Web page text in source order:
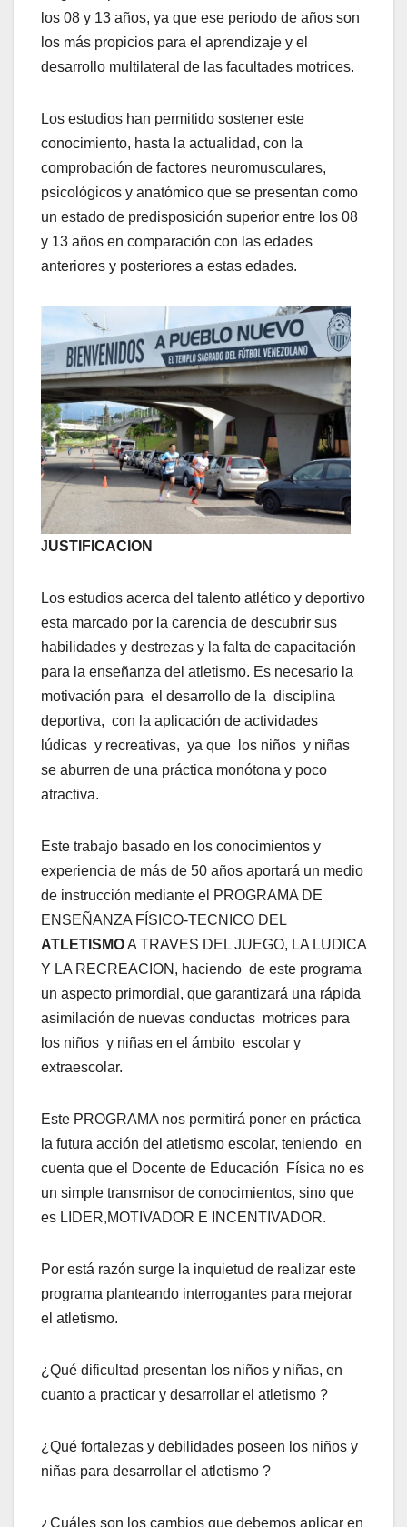
los 08 y 13 años, ya que ese periodo de años son
los más propicios para el aprendizaje y el
desarrollo multilateral de las facultades motrices.
Los estudios han permitido sostener este
conocimiento, hasta la actualidad, con la
comprobación de factores neuromusculares,
psicológicos y anatómico que se presentan como
un estado de predisposición superior entre los 08
y 13 años en comparación con las edades
anteriores y posteriores a estas edades.
JUSTIFICACION
Los estudios acerca del talento atlético y deportivo
esta marcado por la carencia de descubrir sus
habilidades y destrezas y la falta de capacitación
para la enseñanza del atletismo. Es necesario la
motivación para el desarrollo de la disciplina
deportiva, con la aplicación de actividades
lúdicas y recreativas, ya que los niños y niñas
se aburren de una práctica monótona y poco
atractiva.
Este trabajo basado en los conocimientos y
experiencia de más de 50 años aportará un medio
de instrucción mediante el PROGRAMA DE
ENSEÑANZA FÍSICO-TECNICO DEL
ATLETISMOA TRAVES DEL JUEGO, LA LUDICA
Y LA RECREACION, haciendo de este programa
un aspecto primordial, que garantizará una rápida
asimilación de nuevas conductas motrices para
los niños y niñas en el ámbito escolar y
extraescolar.
Este PROGRAMA nos permitirá poner en práctica
la futura acción del atletismo escolar, teniendo en
cuenta que el Docente de Educación Física no es
un simple transmisor de conocimientos, sino que
es LIDER,MOTIVADOR E INCENTIVADOR.
Por está razón surge la inquietud de realizar este
programa planteando interrogantes para mejorar
el atletismo.
¿Qué dificultad presentan los niños y niñas, en
cuanto a practicar y desarrollar el atletismo ?
¿Qué fortalezas y debilidades poseen los niños y
niñas para desarrollar el atletismo ?
¿Cuáles son los cambios que debemos aplicar en